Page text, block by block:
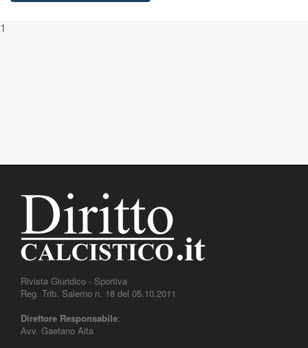
1
Rivista Giuridico - Sportiva
Reg. Trib. Salerno n. 18 del 05.10.2011
Direttore Responsabile:
Avv. Gaetano Aita